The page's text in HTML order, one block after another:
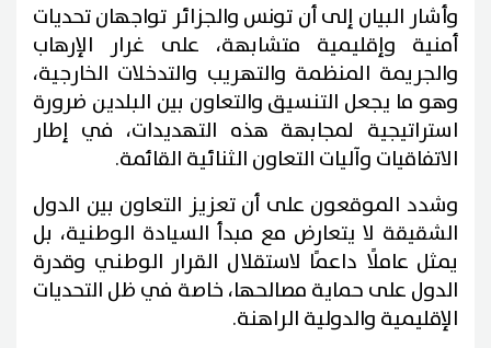
وأشار البيان إلى أن تونس والجزائر تواجهان تحديات
أمنية وإقليمية متشابهة، على غرار الإرهاب
والجريمة المنظمة والتهريب والتدخلات الخارجية،
وهو ما يجعل التنسيق والتعاون بين البلدين ضرورة
استراتيجية لمجابهة هذه التهديدات، في إطار
الاتفاقيات وآليات التعاون الثنائية القائمة.
وشدد الموقعون على أن تعزيز التعاون بين الدول
الشقيقة لا يتعارض مع مبدأ السيادة الوطنية، بل
يمثل عاملًا داعمًا لاستقلال القرار الوطني وقدرة
الدول على حماية مصالحها، خاصة في ظل التحديات
الإقليمية والدولية الراهنة.